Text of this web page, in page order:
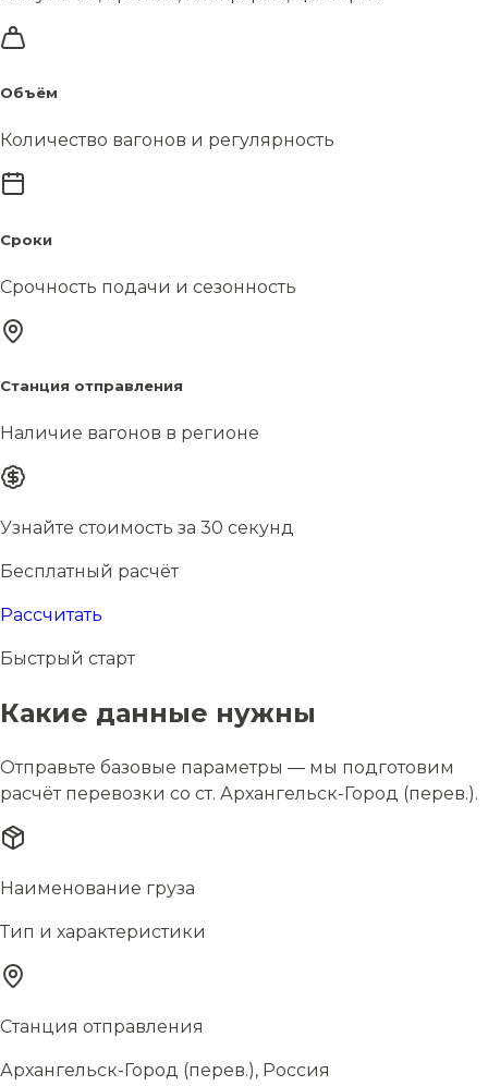
Объём
Количество вагонов и регулярность
Сроки
Срочность подачи и сезонность
Станция отправления
Наличие вагонов в регионе
Узнайте стоимость за 30 секунд
Бесплатный расчёт
Рассчитать
Быстрый старт
Какие данные нужны
Отправьте базовые параметры — мы подготовим
расчёт перевозки со ст. Архангельск-Город (перев.).
Наименование груза
Тип и характеристики
Станция отправления
Архангельск-Город (перев.), Россия